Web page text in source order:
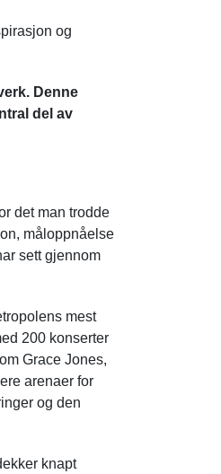
og
Denne
del av
det man trodde
måloppnåelse
sett gjennom
mest
200 konserter
Grace Jones,
arenaer for
og den
knapt